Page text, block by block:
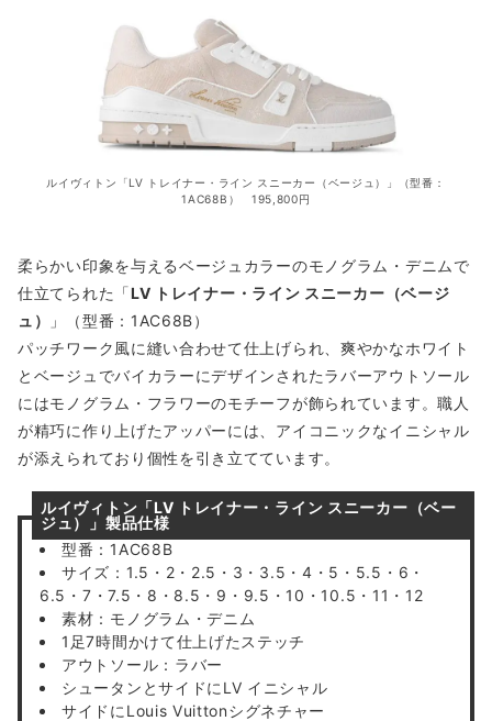
ルイヴィトン「LV トレイナー・ライン スニーカー（ベージュ）」（型番：
1AC68B） 195,800円
柔らかい印象を与えるベージュカラーのモノグラム・デニムで
仕立てられた「LV トレイナー・ライン スニーカー（ベージ
ュ）
」（型番：1AC68B）
パッチワーク風に縫い合わせて仕上げられ、爽やかなホワイト
とベージュでバイカラーにデザインされたラバーアウトソール
にはモノグラム・フラワーのモチーフが飾られています。職人
が精巧に作り上げたアッパーには、アイコニックなイニシャル
が添えられており個性を引き立てています。
ルイヴィトン「LV トレイナー・ライン スニーカー（ベー
ジュ）」製品仕様
型番：1AC68B
サイズ：1.5・2・2.5・3・3.5・4・5・5.5・6・
6.5・7・7.5・8・8.5・9・9.5・10・10.5・11・12
素材：モノグラム・デニム
1足7時間かけて仕上げたステッチ
アウトソール：ラバー
シュータンとサイドにLV イニシャル
サイドにLouis Vuittonシグネチャー